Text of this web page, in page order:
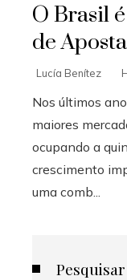
O Brasil
de
Lucía Benítez
Nos últimos
maiores
ocupando a
crescimento
uma comb...
Pesquisar